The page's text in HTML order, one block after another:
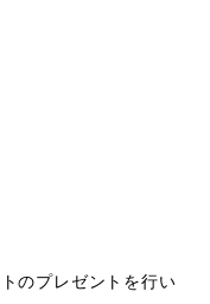
のプレゼントを行い